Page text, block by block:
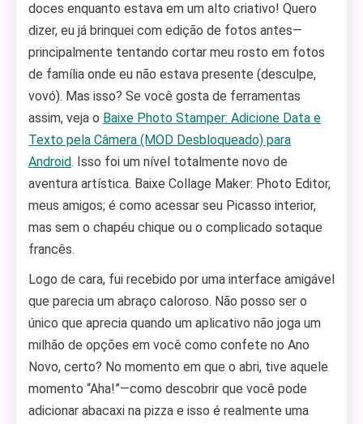
doces enquanto estava em um alto criativo! Quero
dizer, eu já brinquei com edição de fotos antes—
principalmente tentando cortar meu rosto em fotos
de família onde eu não estava presente (desculpe,
vovó). Mas isso? Se você gosta de ferramentas
assim, veja o Baixe Photo Stamper: Adicione Data e
Texto pela Câmera (MOD Desbloqueado) para
Android. Isso foi um nível totalmente novo de
aventura artística. Baixe Collage Maker: Photo Editor,
meus amigos; é como acessar seu Picasso interior,
mas sem o chapéu chique ou o complicado sotaque
francês.
Logo de cara, fui recebido por uma interface amigável
que parecia um abraço caloroso. Não posso ser o
único que aprecia quando um aplicativo não joga um
milhão de opções em você como confete no Ano
Novo, certo? No momento em que o abri, tive aquele
momento “Aha!”—como descobrir que você pode
adicionar abacaxi na pizza e isso é realmente uma